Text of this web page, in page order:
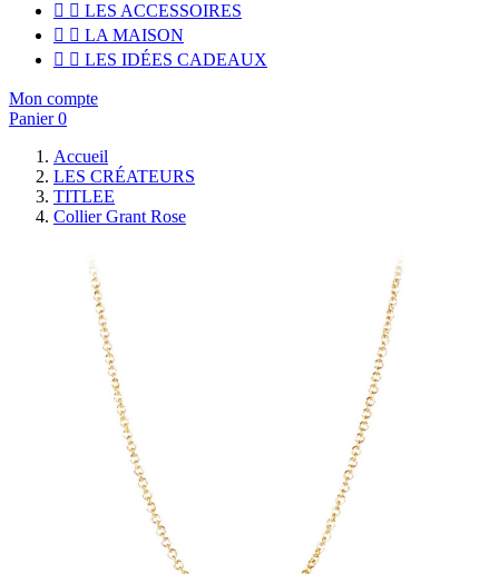
  LES ACCESSOIRES
  LA MAISON
  LES IDÉES CADEAUX
Mon compte
Panier 0
Accueil
LES CRÉATEURS
TITLEE
Collier Grant Rose